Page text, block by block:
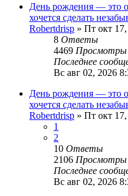
День рождения — это
хочется сделать
Robertdrisp » Пт окт
8 Ответы
4469 Просмотры
Последнее
Вс авг 02, 2026
День рождения — это
хочется сделать
Robertdrisp » Пт окт
1
2
10 Ответы
2106 Просмотры
Последнее
Вс авг 02, 2026